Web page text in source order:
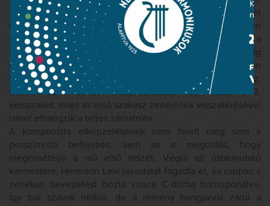
akkordokkal ábrázolja a sziklákon megtörő víz képét
(Wasser von Klippe zu Klippe geworfen…), ami az emberi
élet hányadtatásait szimbolizálja. A nyugtalanság mellett a
másik kulcsszó a vers legvégén megjelenő bizonytalanság
(das Ungewisse), ennek megfelelően zene hamarosan
lecsendesedik, de nyugalom helyett inkább félelmet tükröz.
Brahms az imitációs középszakaszban újra kezdi a 3.
versszakot, majd az első szakasz zenéjének visszatérésével
ismét elhangzik a teljes záróstrófa.
A komponista elképzelésének nem felelt meg sem a
pesszimista befejezés, sem az a megoldás, hogy
megismételje a mű első részét. Végül az ősbemutató
karmestere, Hermann Levi javaslatát fogadta el, és csupán a
zenekari bevezetést hozta vissza C-dúrba transzponálva.
Így bár szavak nélkül, de a remény hangjaival zárul a